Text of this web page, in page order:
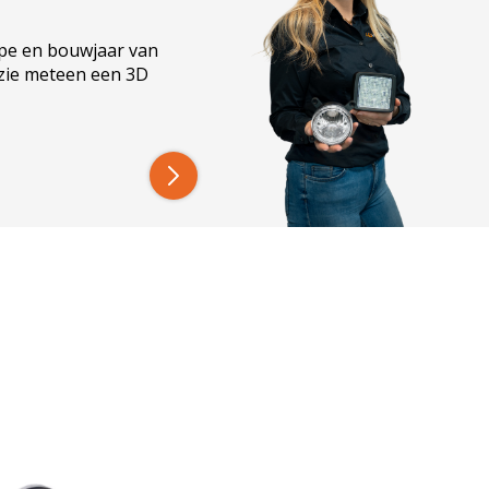
12-24v – E-markering bij
staan voor uitstekende service, eerlijke prijzen
ervaring en wij weten wat je nodig hebt aan
Maak dan gebruik van onze
en bouwjaar van
meteen een 3D